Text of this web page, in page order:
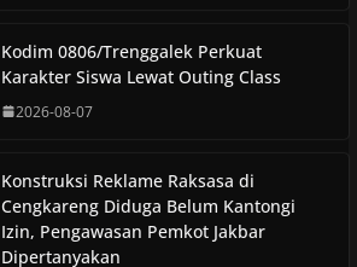
Kodim 0806/Trenggalek Perkuat
Karakter Siswa Lewat Outing Class
2026-08-07
Konstruksi Reklame Raksasa di
Cengkareng Diduga Belum Kantongi
Izin, Pengawasan Pemkot Jakbar
Dipertanyakan